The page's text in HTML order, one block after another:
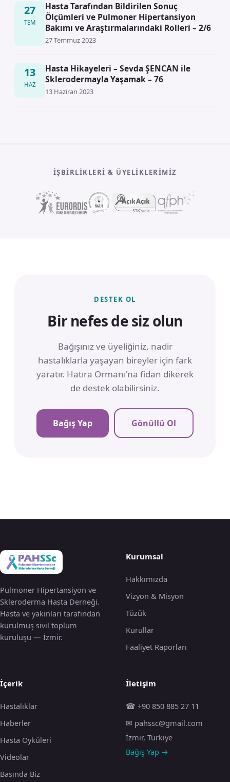
27
TEM
Hasta Tarafından Bildirilen Sonuç
Ölçümleri ve Pulmoner Hipertansiyon
Bakımı ve Araştırmalarındaki Rolleri – 2/6
27 Temmuz 2023
13
HAZ
Hasta Hikayeleri – Sevda ŞENCAN ile
Sklerodermayla Yaşamak – 76
13 Haziran 2023
İŞBIRLIKLERI & ÜYELIKLERIMIZ
DESTEK OL
Bir nefes de siz olun
Bağışınız ve üyeliğiniz, nadir
hastalıklarla yaşayan bireyler için fark
yaratır. Hatıra Ormanı'na fidan dikerek
de destek olabilirsiniz.
Bağış Yap Gönüllü Ol
Pulmoner Hipertansiyon ve
Skleroderma Hasta Derneği.
Hasta ve yakınları tarafından
kurulmuş sivil toplum
kuruluşu — İzmir.
Kurumsal
Hakkımızda
Vizyon & Misyon
Tüzük
Kurullar
Faaliyet Raporları
İçerik
Hastalıklar
Haberler
Hasta Öyküleri
Videolar
Basında Biz
İletişim
☎ +90 850 885 27 11
✉ pahssc@gmail.com
İzmir, Türkiye
Bağış Yap →